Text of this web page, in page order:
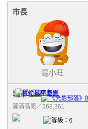
市長
電小旺
城市位置
薩滿高原／268,361